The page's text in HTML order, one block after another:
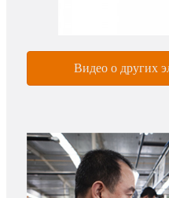
Видео о других